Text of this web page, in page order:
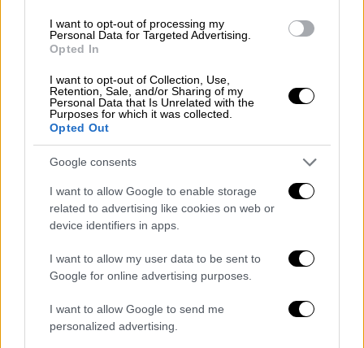
I want to opt-out of processing my
Personal Data for Targeted Advertising.
Opted In
I want to opt-out of Collection, Use,
Retention, Sale, and/or Sharing of my
Personal Data that Is Unrelated with the
Purposes for which it was collected.
Opted Out
Google consents
I want to allow Google to enable storage
related to advertising like cookies on web or
device identifiers in apps.
I want to allow my user data to be sent to
Google for online advertising purposes.
I want to allow Google to send me
personalized advertising.
Σαν Σήμερα |20.11.2025 00:00
Στη μάχη εκείνη ουδείς νίκησε- Μόνο ο
Θάνατος βγήκε κερδισμένος
Μάχη του Καμπρέ. Ακόμα μια πολύνεκρη
αναμέτρηση...